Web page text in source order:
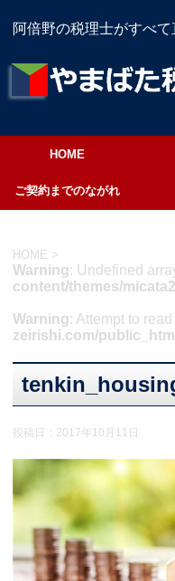
阿倍野の税理士がすべ
HOME
ご契約までのながれ
HOME >
Warning: Undefined
content/themes/
Warning: Attempt to
zeirishi.com/
投稿日： 2017年10月11日